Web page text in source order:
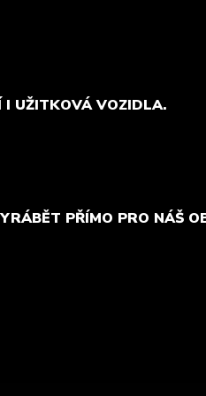
I UŽITKOVÁ VOZIDLA.
PŘÍMO PRO NÁŠ